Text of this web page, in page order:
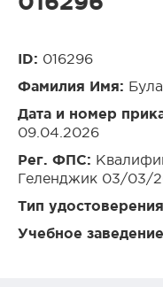
ID: 016296
Фамилия Имя:
Дата и номер
09.04.2026
Рег. ФПС:
Геленджик 03/03/
Тип
Учебное